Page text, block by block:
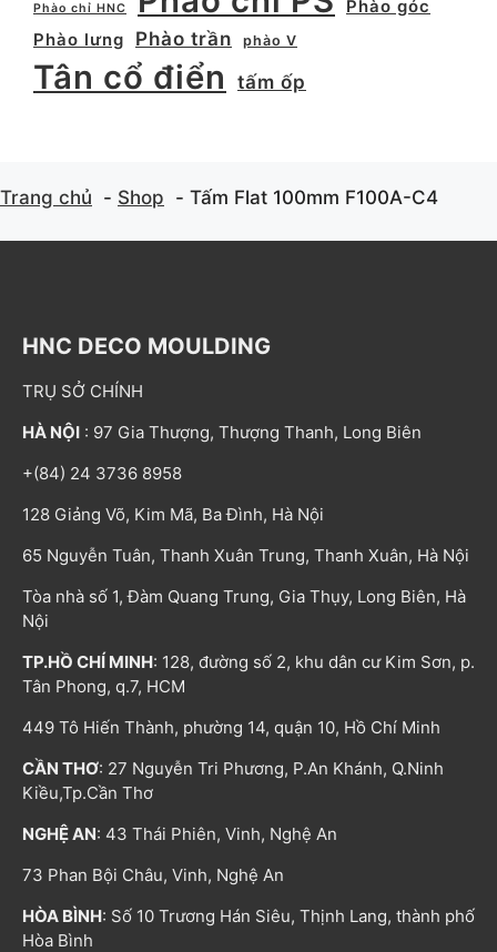
Phào chỉ HNC
Phào góc
Phào lưng
Phào trần phào V
Tân cổ điển tấm ốp
Trang chủ Shop Tấm Flat 100mm F100A-C4
HNC DECO MOULDING
TRỤ SỞ CHÍNH
HÀ NỘI : 97 Gia Thượng, Thượng Thanh, Long Biên
+(84) 24 3736 8958
128 Giảng Võ, Kim Mã, Ba Đình, Hà Nội
65 Nguyễn Tuân, Thanh Xuân Trung, Thanh Xuân, Hà Nội
Tòa nhà số 1, Đàm Quang Trung, Gia Thụy, Long Biên, Hà
Nội
TP.HỒ CHÍ MINH: 128, đường số 2, khu dân cư Kim Sơn, p.
Tân Phong, q.7, HCM
449 Tô Hiến Thành, phường 14, quận 10, Hồ Chí Minh
CẦN THƠ: 27 Nguyễn Tri Phương, P.An Khánh, Q.Ninh
Kiều,Tp.Cần Thơ
NGHỆ AN: 43 Thái Phiên, Vinh, Nghệ An
73 Phan Bội Châu, Vinh, Nghệ An
HÒA BÌNH: Số 10 Trương Hán Siêu, Thịnh Lang, thành phố
Hòa Bình